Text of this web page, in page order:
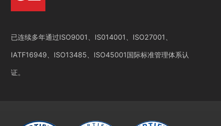
已连续多年通过ISO9001、IS014001、ISO27001、
IATF16949、ISO13485、ISO45001国际标准管理体系认
证。